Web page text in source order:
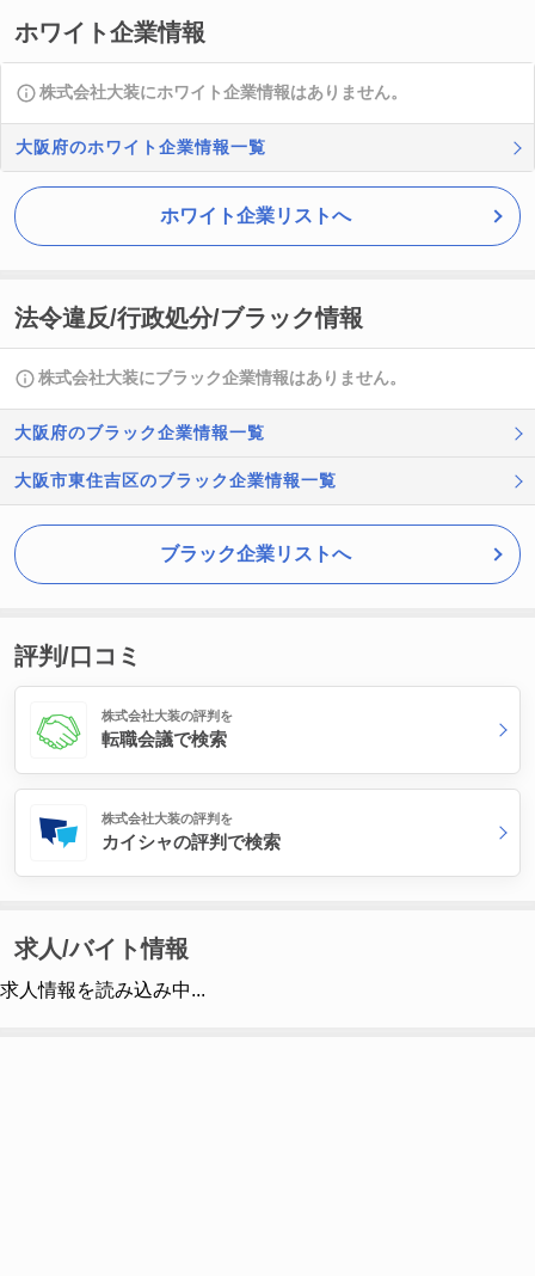
ホワイト企業情報
株式会社大装にホワイト企業情報はありません。
大阪府のホワイト企業情報一覧
ホワイト企業リストへ
法令違反/行政処分/ブラック情報
株式会社大装にブラック企業情報はありません。
大阪府のブラック企業情報一覧
大阪市東住吉区のブラック企業情報一覧
ブラック企業リストへ
評判/口コミ
株式会社大装の評判を
転職会議で検索
株式会社大装の評判を
カイシャの評判で検索
求人/バイト情報
求人情報を読み込み中...